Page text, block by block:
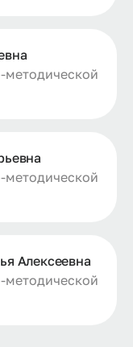
методической
методической
Алексеевна
методической